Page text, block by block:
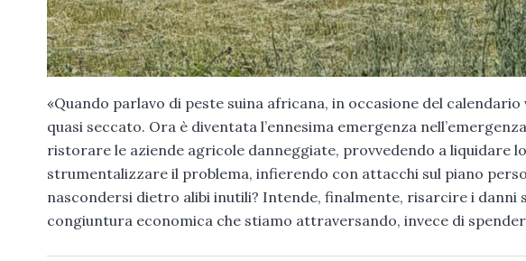
«Quando parlavo di peste suina africana, in occasione del
quasi seccato. Ora è diventata l’ennesima emergenza
ristorare le aziende agricole danneggiate, provvedendo a liquidare
strumentalizzare il problema, infierendo con attacchi sul piano
nascondersi dietro alibi inutili? Intende, finalmente, risarcire i danni
congiuntura economica che stiamo attraversando, invece di